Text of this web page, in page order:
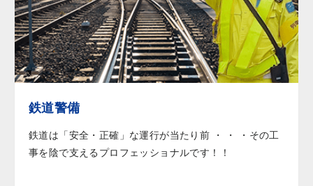
鉄道警備
鉄道は「安全・正確」な運行が当たり前 ・ ・ ・その工
事を陰で支えるプロフェッショナルです！！